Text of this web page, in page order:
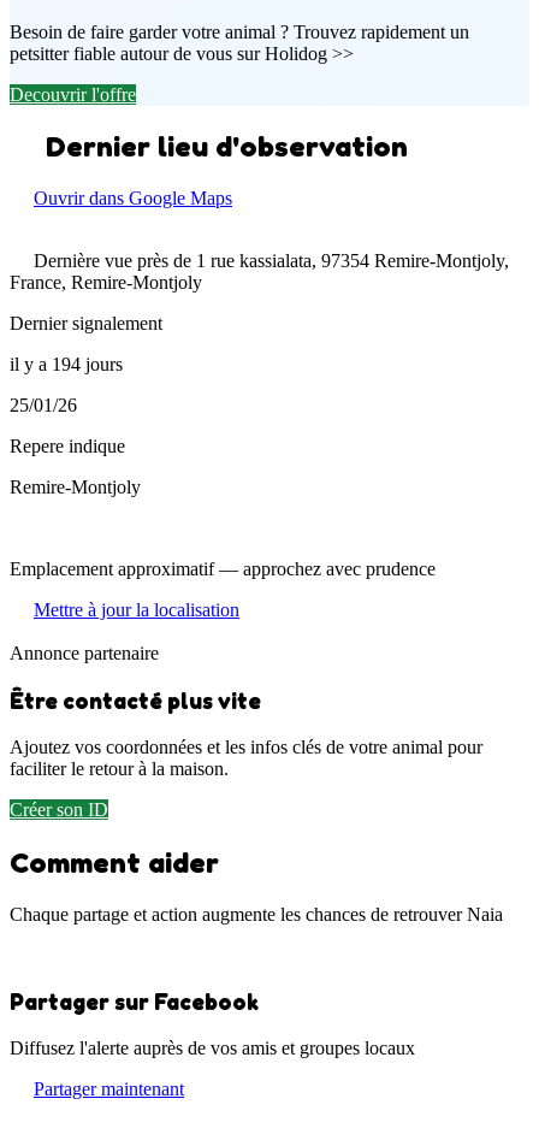
Besoin de faire garder votre animal ? Trouvez rapidement un
petsitter fiable autour de vous sur Holidog >>
Decouvrir l'offre
Dernier lieu d'observation
Ouvrir dans Google Maps
Dernière vue près de 1 rue kassialata, 97354 Remire-Montjoly,
France, Remire-Montjoly
Dernier signalement
il y a 194 jours
25/01/26
Repere indique
Remire-Montjoly
Emplacement approximatif — approchez avec prudence
Mettre à jour la localisation
Annonce partenaire
Être contacté plus vite
Ajoutez vos coordonnées et les infos clés de votre animal pour
faciliter le retour à la maison.
Créer son ID
Comment aider
Chaque partage et action augmente les chances de retrouver Naia
Partager sur Facebook
Diffusez l'alerte auprès de vos amis et groupes locaux
Partager maintenant